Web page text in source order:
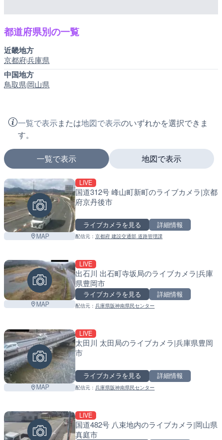
都道府県別の一覧
近畿地方
京都府|兵庫県
中国地方
鳥取県|岡山県
一覧で表示または地図で表示のいずれかを選択できま
す。
一覧で表示
MAP
LIVE
国道312号 峰山町新町のライブカメラ|京都
府京丹後市
ライブカメラを見る 詳細情報
配信元： 京都府 建設交通部 道路管理課
MAP
LIVE
出石川 出石町寺坂局のライブカメラ|兵庫
県豊岡市
ライブカメラを見る 詳細情報
配信元： 兵庫県阪神南県民センター
MAP
LIVE
太田川 太田局のライブカメラ|兵庫県豊岡
市
ライブカメラを見る 詳細情報
配信元： 兵庫県阪神南県民センター
LIVE
国道482号 八束地内のライブカメラ|岡山県
真庭市
地図で表示
−
マーカーをタップするとライブカメラの詳細が表示さ